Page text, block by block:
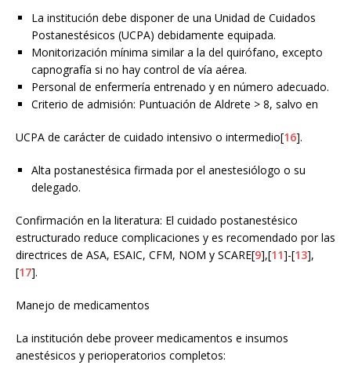
La institución debe disponer de una Unidad de Cuidados
Postanestésicos (UCPA) debidamente equipada.
Monitorización mínima similar a la del quirófano, excepto
capnografía si no hay control de vía aérea.
Personal de enfermería entrenado y en número adecuado.
Criterio de admisión: Puntuación de Aldrete > 8, salvo en
UCPA de carácter de cuidado intensivo o intermedio[16].
Alta postanestésica firmada por el anestesiólogo o su
delegado.
Confirmación en la literatura: El cuidado postanestésico
estructurado reduce complicaciones y es recomendado por las
directrices de ASA, ESAIC, CFM, NOM y SCARE[9],[11]-[13],
[17].
Manejo de medicamentos
La institución debe proveer medicamentos e insumos
anestésicos y perioperatorios completos: